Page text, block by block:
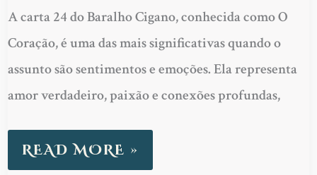
A carta 24 do Baralho Cigano, conhecida como O
Coração, é uma das mais significativas quando o
assunto são sentimentos e emoções. Ela representa
amor verdadeiro, paixão e conexões profundas,
COMBINAÇÕES:
INTERPRETAÇÃO
COMPLETA
READ MORE »